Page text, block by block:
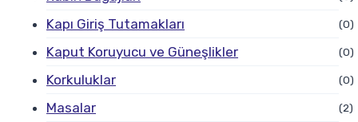
Kapı Giriş Tutamakları (0)
Kaput Koruyucu ve Güneşlikler (0)
Korkuluklar (0)
Masalar (2)